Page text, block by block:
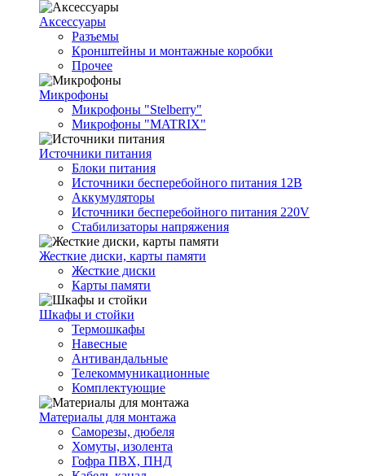
Аксессуары
Разъемы
Кронштейны и монтажные коробки
Прочее
Микрофоны
Микрофоны "Stelberry"
Микрофоны "MATRIX"
Источники питания
Блоки питания
Источники бесперебойного питания 12В
Аккумуляторы
Источники бесперебойного питания 220V
Стабилизаторы напряжения
Жесткие диски, карты памяти
Жесткие диски
Карты памяти
Шкафы и стойки
Термошкафы
Навесные
Антивандальные
Телекоммуникационные
Комплектующие
Материалы для монтажа
Саморезы, дюбеля
Хомуты, изолента
Гофра ПВХ, ПНД